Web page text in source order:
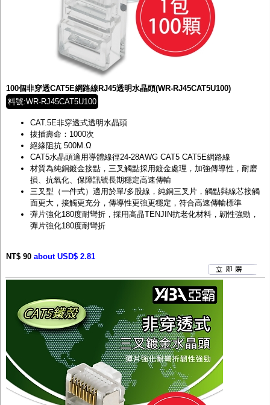
100個非穿透CAT5E網路線RJ45透明水晶頭(WR-RJ45CAT5U100)
料號:WR-RJ45CAT5U100
CAT.5E非穿透式透明水晶頭
拔插壽命：1000次
絕緣阻抗 500M.Ω
CAT5水晶頭適用導體線徑24-28AWG CAT5 CAT5E網路線
材質為純銅鍍金接點，三叉觸點採用鍍金處理，加強傳導性，耐磨
損、抗氧化、保障訊號長期穩定高速傳輸
三叉型（一件式）適用於單/多股線，純銅三叉片，觸點與線芯接觸
面更大，接觸更充分，傳導性更強更穩定，符合高速傳輸標準
彈片強化180度耐彎折，採用高晶TENJIN抗老化材料，韌性強勁，
彈片強化180度耐彎折
NT$ 90 about USD$ 2.81